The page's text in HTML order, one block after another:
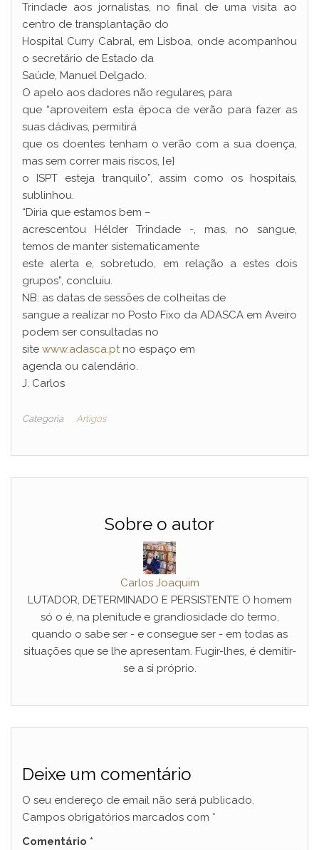
Trindade aos jornalistas, no final de uma visita ao
centro de transplantação do
Hospital Curry Cabral, em Lisboa, onde acompanhou
o secretário de Estado da
Saúde, Manuel Delgado.
O apelo aos dadores não regulares, para
que “aproveitem esta época de verão para fazer as
suas dádivas, permitirá
que os doentes tenham o verão com a sua doença,
mas sem correr mais riscos, [e]
o ISPT esteja tranquilo”, assim como os hospitais,
sublinhou.
“Diria que estamos bem –
acrescentou Hélder Trindade -, mas, no sangue,
temos de manter sistematicamente
este alerta e, sobretudo, em relação a estes dois
grupos”, concluiu.
NB: as datas de sessões de colheitas de
sangue a realizar no Posto Fixo da ADASCA em Aveiro
podem ser consultadas no
site www.adasca.ptno espaço em
agenda ou calendário.
J. Carlos
Categoria Artigos
Sobre o autor
Carlos Joaquim
LUTADOR, DETERMINADO E PERSISTENTE O homem
só o é, na plenitude e grandiosidade do termo,
quando o sabe ser - e consegue ser - em todas as
situações que se lhe apresentam. Fugir-lhes, é demitir-
se a si próprio.
Deixe um comentário
O seu endereço de email não será publicado.
Campos obrigatórios marcados com *
Comentário *